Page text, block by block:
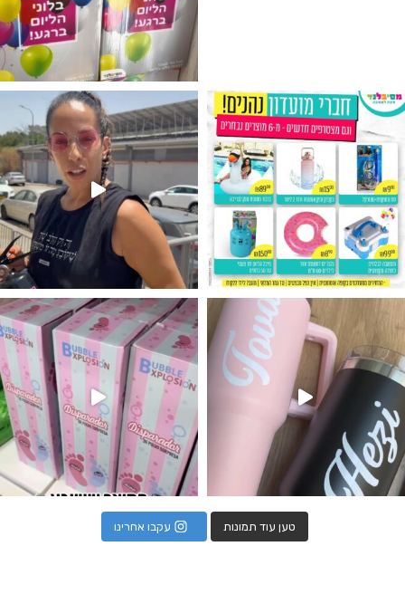
מין העובר רק במסיבלנד !! קיים
מטף לגילוי מין העובר חזר למלא
טען עוד תמונות עקבו אחרינו